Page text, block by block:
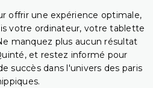
offrir une expérience optimale,
votre ordinateur, votre tablette
manquez plus aucun résultat
et restez informé pour
succès dans l'univers des paris